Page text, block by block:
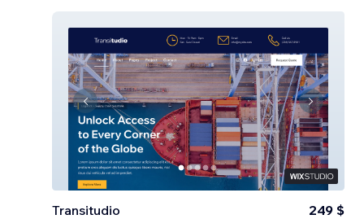
Transitudio 249 $